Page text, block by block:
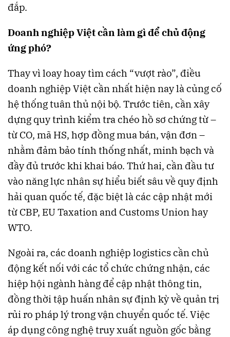
đắp.
Doanh nghiệp Việt cần làm gì để chủ động
ứng phó?
Thay vì loay hoay tìm cách “vượt rào”, điều
doanh nghiệp Việt cần nhất hiện nay là củng cố
hệ thống tuân thủ nội bộ. Trước tiên, cần xây
dựng quy trình kiểm tra chéo hồ sơ chứng từ –
từ CO, mã HS, hợp đồng mua bán, vận đơn –
nhằm đảm bảo tính thống nhất, minh bạch và
đầy đủ trước khi khai báo. Thứ hai, cần đầu tư
vào năng lực nhân sự hiểu biết sâu về quy định
hải quan quốc tế, đặc biệt là các cập nhật mới
từ CBP, EU Taxation and Customs Union hay
WTO.
Ngoài ra, các doanh nghiệp logistics cần chủ
động kết nối với các tổ chức chứng nhận, các
hiệp hội ngành hàng để cập nhật thông tin,
đồng thời tập huấn nhân sự định kỳ về quản trị
rủi ro pháp lý trong vận chuyển quốc tế. Việc
áp dụng công nghệ truy xuất nguồn gốc bằng